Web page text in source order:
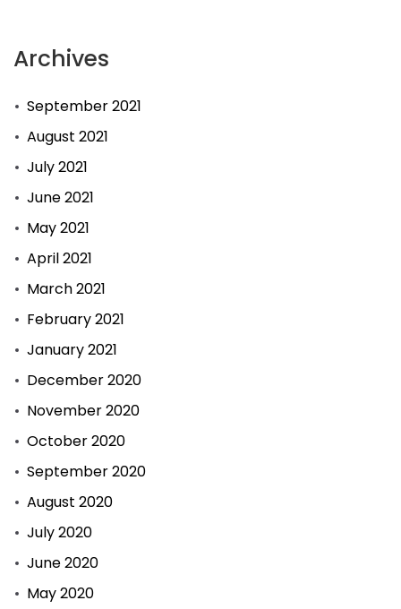
Archives
September 2021
August 2021
July 2021
June 2021
May 2021
April 2021
March 2021
February 2021
January 2021
December 2020
November 2020
October 2020
September 2020
August 2020
July 2020
June 2020
May 2020